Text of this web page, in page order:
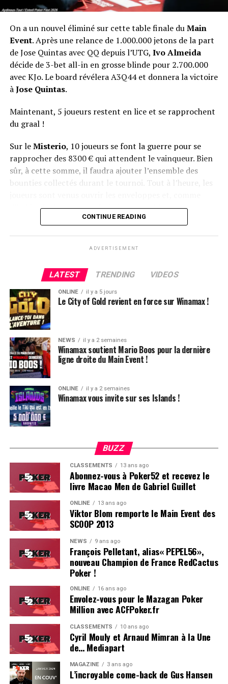
Hugues Mazerolle, vainqueur du Main Event
La victoire de Chotec clôture donc ce festival qui aura,
climat, tout était au top et très bien organisé. Le casino
d’événement.
On se reverra probablement l’année prochaine pour le
coverage d’une deuxième édition, du moins, on l’espère !
Résultats du Main Event :
Hugues Mazerolle (France) : 100.000 €
Jose Quintas (Portugal) : 74.000 €
Joao Pedro Ferreira (Portugal) : 52.000 €
Dylan Lauret (France) : 38.000 €
Hugo Soares (Portugal) : 28.000 €
Ivo Almeida (Portugal) : 21.390 €
Leo Philippe (France) : 16.000 €
On a un nouvel éliminé sur cette table finale duMain
Event. Après une relance de 1.000.000 jetons de la part
de Jose Quintas avec QQ depuis l’UTG, Ivo Almeida
décide de 3-bet all-in en grosse blinde pour 2.700.000
avec KJo. Le board révélera A3Q44 et donnera la victoire
àJose Quintas.
Maintenant, 5 joueurs restent en lice et se rapprochent
du graal !
Sur leMisterio, 10 joueurs se font la guerre pour se
rapprocher des 8300 € qui attendent le vainqueur. Bien
sûr, à cette somme, il faudra ajouter l’ensemble des
bounties collectés durant le tournoi. Tout à l’heure, les
d’habitude, le suspense était à son comble.
CONTINUE READING
ADVERTISEMENT
LATEST TRENDING VIDEOS
ONLINE il y a 5 jours
Le City of Gold revient en force sur Winamax !
NEWS il y a 2 semaines
Winamax soutient Mario Boos pour la dernière
ligne droite du Main Event !
ONLINE il y a 2 semaines
Winamax vous invite sur ses Islands !
BUZZ
CLASSEMENTS 13 ans ago
Abonnez-vous à Poker52 et recevez le
livre Macao Men de Gabriel Guillet
ONLINE 13 ans ago
Viktor Blom remporte le Main Event des
SCOOP 2013
NEWS 9 ans ago
François Pelletant, alias« PEPEL56»,
nouveau Champion de France RedCactus
Poker !
ONLINE 16 ans ago
Envolez-vous pour le Mazagan Poker
Million avec ACFPoker.fr
CLASSEMENTS 10 ans ago
Cyril Mouly et Arnaud Mimran à la Une
de… Mediapart
MAGAZINE 3 ans ago
L’incroyable come-back de Gus Hansen